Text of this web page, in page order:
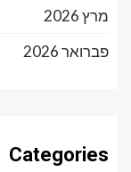
מרץ 2026
פברואר 2026
Categories